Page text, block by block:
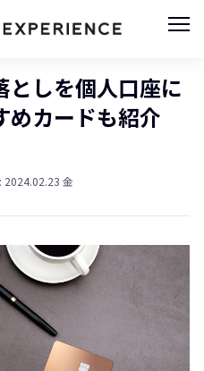
としを個人口座に
めカードも紹介
2024.02.23 金